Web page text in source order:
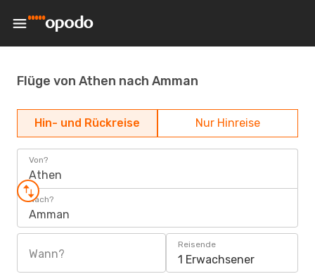
Flüge von Athen nach Amman
Hin- und Rückreise Nur Hinreise
Von?
Athen
Nach?
Amman
Wann?
Reisende
1 Erwachsener